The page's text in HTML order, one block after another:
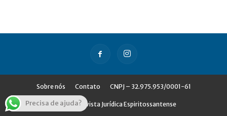
Sobre nós Contato CNPJ – 32.975.953/0001-61
© Jures - Revista Jurídica Espiritossantense
Precisa de ajuda?